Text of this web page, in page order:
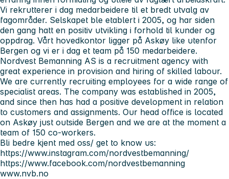
Vi rekrutterer i dag medarbeidere til et bredt utvalg av
fagområder. Selskapet ble etablert i 2005, og har siden
den gang hatt en positiv utvikling i forhold til kunder og
oppdrag. Vårt hovedkontor ligger på Askøy like utenfor
Bergen og vi er i dag et team på 150 medarbeidere.
Nordvest Bemanning AS is a recruitment agency with
great experience in provision and hiring of skilled labour.
We are currently recruiting employees for a wide range of
specialist areas. The company was established in 2005,
and since then has had a positive development in relation
to customers and assignments. Our head office is located
on Askøy just outside Bergen and we are at the moment a
team of 150 co-workers.
Bli bedre kjent med oss/ get to know us:
https://www.instagram.com/nordvestbemanning/
https://www.facebook.com/nordvestbemanning
www.nvb.no